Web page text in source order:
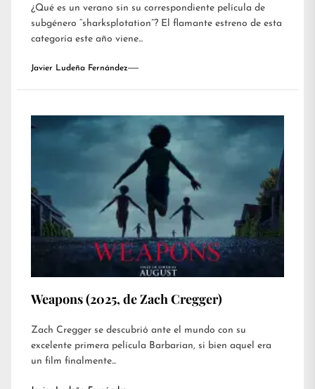
¿Qué es un verano sin su correspondiente película de
subgénero “sharksplotation”? El flamante estreno de esta
categoría este año viene...
Javier Ludeña Fernández
Weapons (2025, de Zach Cregger)
Zach Cregger se descubrió ante el mundo con su
excelente primera película Barbarian, si bien aquel era
un film finalmente...